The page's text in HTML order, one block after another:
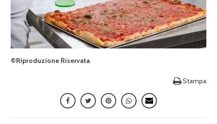
©Riproduzione Riservata
Stampa